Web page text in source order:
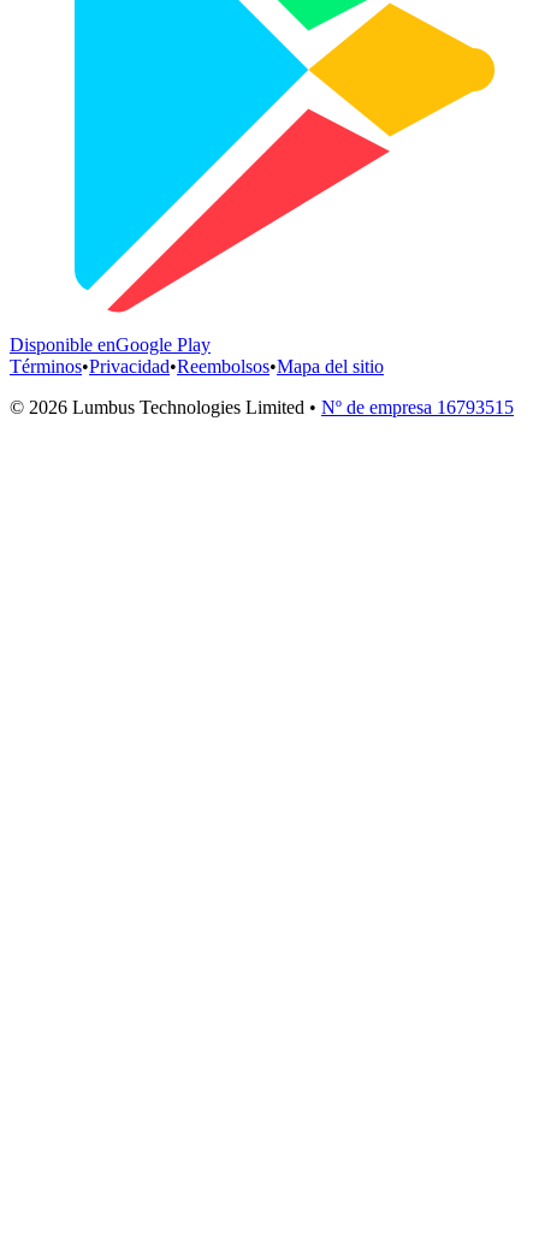
Disponible enGoogle Play
Términos•Privacidad•Reembolsos•Mapa del sitio
© 2026 Lumbus Technologies Limited • Nº de empresa 16793515